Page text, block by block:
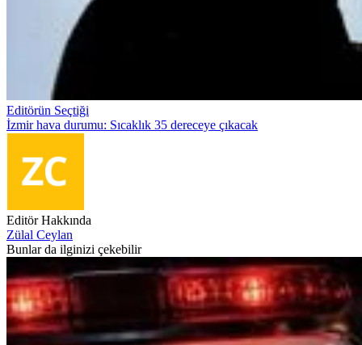
Editörün Seçtiği
İzmir hava durumu: Sıcaklık 35 dereceye çıkacak
Editör Hakkında
Zülal Ceylan
Bunlar da ilginizi çekebilir